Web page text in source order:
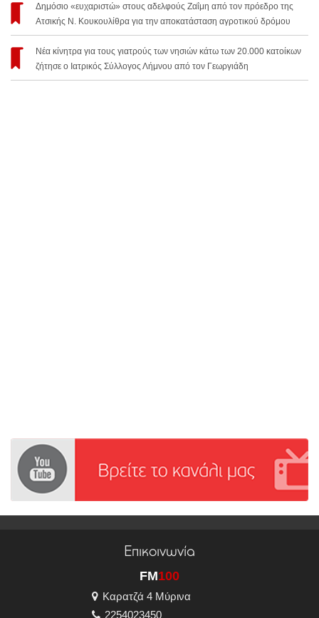
Δημόσιο «ευχαριστώ» στους αδελφούς Ζαΐμη από τον πρόεδρο της
Ατσικής Ν. Κουκουλίθρα για την αποκατάσταση αγροτικού δρόμου
Νέα κίνητρα για τους γιατρούς των νησιών κάτω των 20.000 κατοίκων
ζήτησε ο Ιατρικός Σύλλογος Λήμνου από τον Γεωργιάδη
Επικοινωνία
FM100
Καρατζά 4 Μύρινα
2254023450